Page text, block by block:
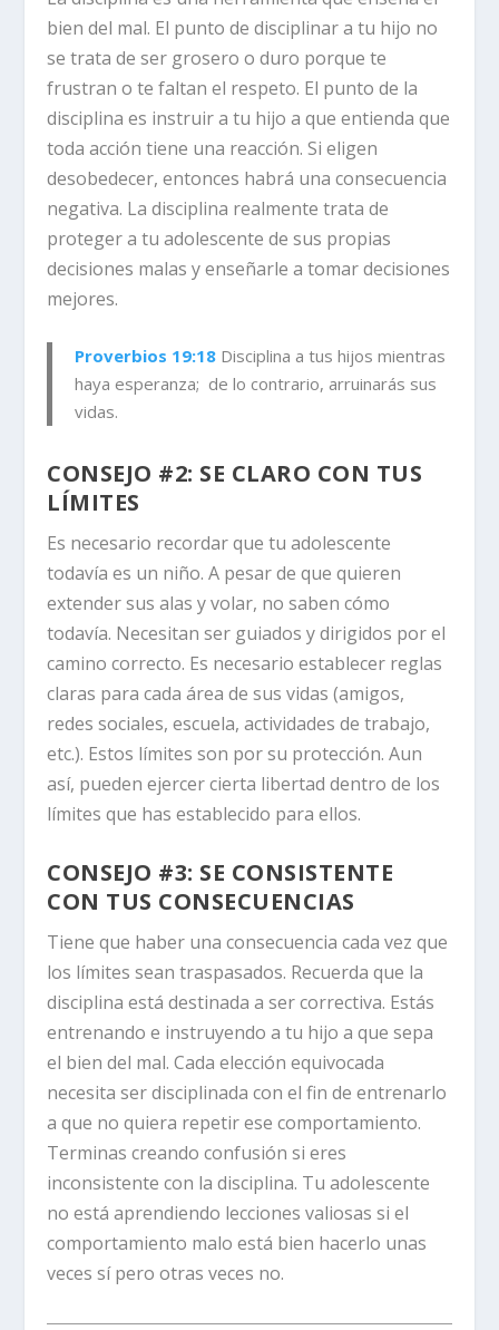
bien del mal. El punto de disciplinar a tu hijo no
se trata de ser grosero o duro porque te
frustran o te faltan el respeto. El punto de la
disciplina es instruir a tu hijo a que entienda que
toda acción tiene una reacción. Si eligen
desobedecer, entonces habrá una consecuencia
negativa. La disciplina realmente trata de
proteger a tu adolescente de sus propias
decisiones malas y enseñarle a tomar decisiones
mejores.
Proverbios 19:18 Disciplina a tus hijos mientras
haya esperanza; de lo contrario, arruinarás sus
vidas.
CONSEJO #2: SE CLARO CON TUS
LÍMITES
Es necesario recordar que tu adolescente
todavía es un niño. A pesar de que quieren
extender sus alas y volar, no saben cómo
todavía. Necesitan ser guiados y dirigidos por el
camino correcto. Es necesario establecer reglas
claras para cada área de sus vidas (amigos,
redes sociales, escuela, actividades de trabajo,
etc.). Estos límites son por su protección. Aun
así, pueden ejercer cierta libertad dentro de los
límites que has establecido para ellos.
CONSEJO #3: SE CONSISTENTE
CON TUS CONSECUENCIAS
Tiene que haber una consecuencia cada vez que
los límites sean traspasados. Recuerda que la
disciplina está destinada a ser correctiva. Estás
entrenando e instruyendo a tu hijo a que sepa
el bien del mal. Cada elección equivocada
necesita ser disciplinada con el fin de entrenarlo
a que no quiera repetir ese comportamiento.
Terminas creando confusión si eres
inconsistente con la disciplina. Tu adolescente
no está aprendiendo lecciones valiosas si el
comportamiento malo está bien hacerlo unas
veces sí pero otras veces no.